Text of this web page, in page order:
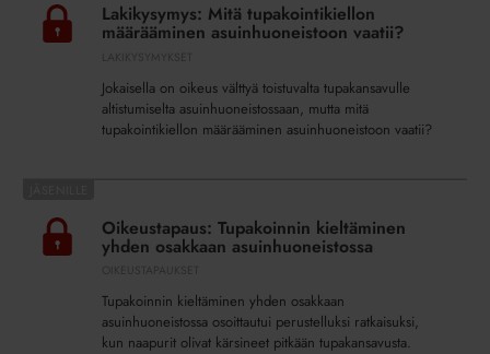
tupakointikiellon
määrääminen
Lakikysymys: Mitä tupakointikiellon
määrääminen asuinhuoneistoon vaatii?
Jokaisella on oikeus välttyä toistuvalta tupakansavulle
altistumiselta asuinhuoneistossaan, mutta mitä
tupakointikiellon määrääminen asuinhuoneistoon vaatii?
Tupakoinnin
kieltäminen
yhden
asuinhuoneistossa
Oikeustapaus: Tupakoinnin kieltäminen
yhden osakkaan asuinhuoneistossa
Tupakoinnin kieltäminen yhden osakkaan
asuinhuoneistossa osoittautui perustelluksi ratkaisuksi,
kun naapurit olivat kärsineet pitkään tupakansavusta.